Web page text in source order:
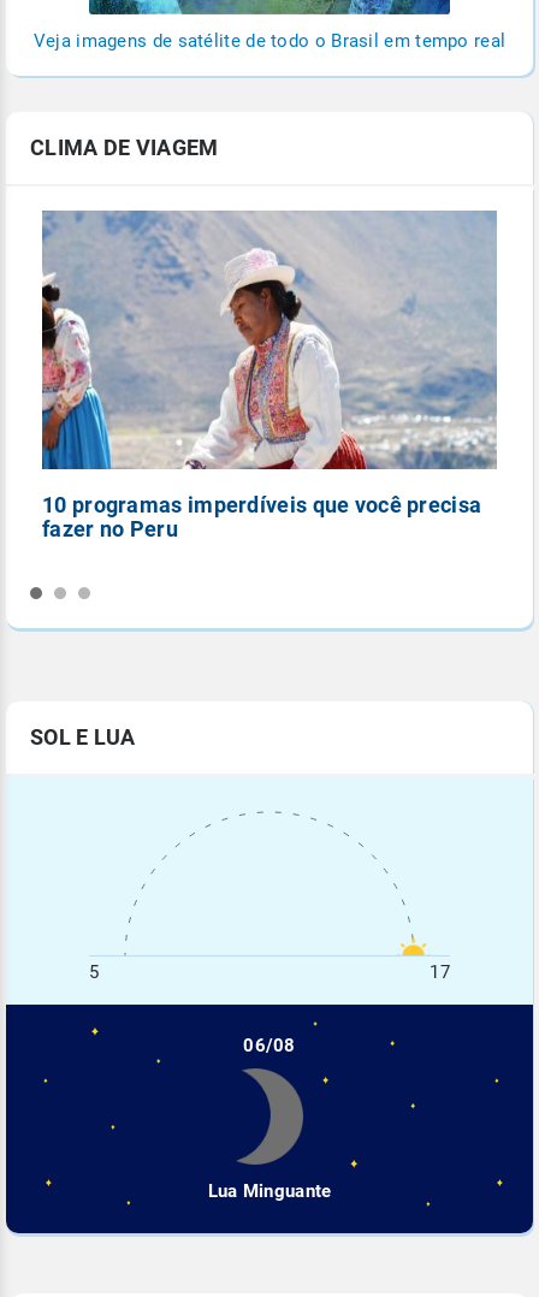
Veja imagens de satélite de todo o Brasil em tempo real
CLIMA DE VIAGEM
10 programas imperdíveis que você precisa
fazer no Peru
SOL E LUA
5 17
06/08
Lua Minguante